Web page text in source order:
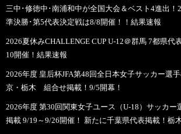
三中･修徳中･南浦和中が全国大会＆ベスト4進出！
準決勝･第5代表決定戦は8/8開催！！結果速報
2026夏休みCHALLENGE CUP U-12＠群馬 7都県代
10開催！結果速報
2026年度 皇后杯JFA第48回全日本女子サッカー選
京・栃木 組合せ掲載！9/5開幕！
2026年度 第30回関東女子ユース（U-18）サッカー
掲載 9/19～9/26開催！ 新たに千葉県代表掲載！栃